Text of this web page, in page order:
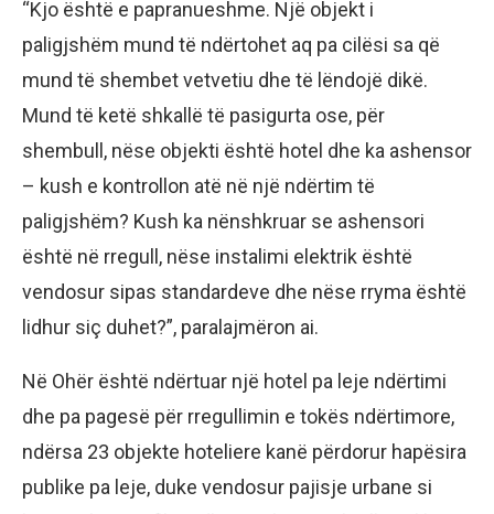
“Kjo është e papranueshme. Një objekt i
paligjshëm mund të ndërtohet aq pa cilësi sa që
mund të shembet vetvetiu dhe të lëndojë dikë.
Mund të ketë shkallë të pasigurta ose, për
shembull, nëse objekti është hotel dhe ka ashensor
– kush e kontrollon atë në një ndërtim të
paligjshëm? Kush ka nënshkruar se ashensori
është në rregull, nëse instalimi elektrik është
vendosur sipas standardeve dhe nëse rryma është
lidhur siç duhet?”, paralajmëron ai.
Në Ohër është ndërtuar një hotel pa leje ndërtimi
dhe pa pagesë për rregullimin e tokës ndërtimore,
ndërsa 23 objekte hoteliere kanë përdorur hapësira
publike pa leje, duke vendosur pajisje urbane si